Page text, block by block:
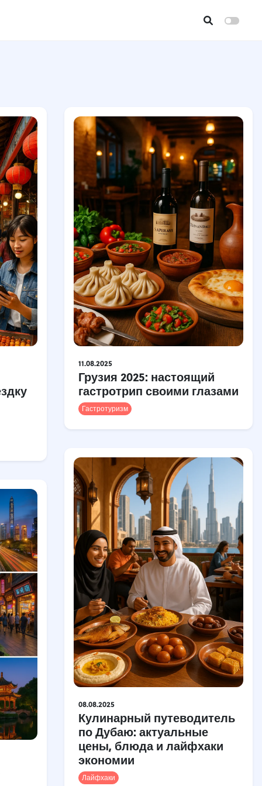
11.08.2025
Грузия 2025: настоящий
гастротрип своими глазами
Гастротуризм
08.08.2025
Кулинарный путеводитель
по Дубаю: актуальные
цены, блюда и лайфхаки
экономии
Лайфхаки